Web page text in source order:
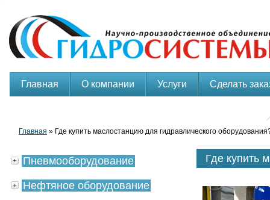
Главная О компании Услуги Сделать
Главная » Где купить маслостанцию для гидравлического
Где купить
Пневмооборудование
Нефтяное оборудование